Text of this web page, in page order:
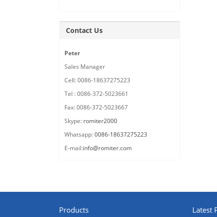
Contact Us
Peter
Sales Manager
Cell: 0086-18637275223
Tel : 0086-372-5023661
Fax: 0086-372-5023667
Skype: romiter2000
Whatsapp:0086-18637275223
E-mail:info@romiter.com
Products Latest